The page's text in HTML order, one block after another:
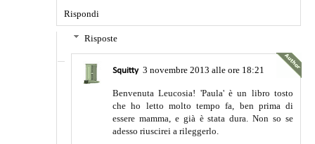
Rispondi
Risposte
Squitty 3 novembre 2013 alle ore 18:21
Benvenuta Leucosia! 'Paula' è un libro tosto
che ho letto molto tempo fa, ben prima di
essere mamma, e già è stata dura. Non so se
adesso riuscirei a rileggerlo.